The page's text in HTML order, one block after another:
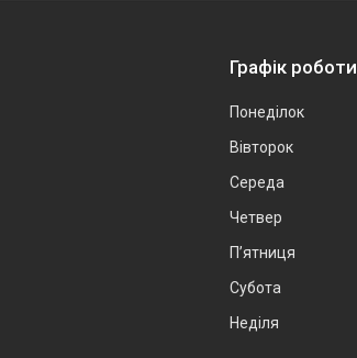
Графік роботи
Понеділок
Вівторок
Середа
Четвер
Пʼятниця
Субота
Неділя